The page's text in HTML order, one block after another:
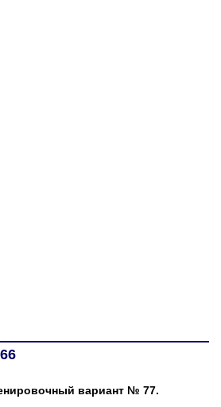
вариант № 77.